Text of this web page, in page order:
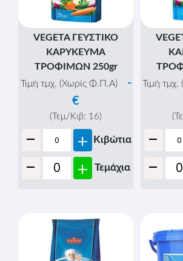
VEGETA ΓΕΥΣΤΙΚΟ
ΚΑΡΥΚΕΥΜΑ
ΤΡΟΦΙΜΩΝ 250gr
Τιμή τμχ. (Χωρίς Φ.Π.Α)
-
€
(Τεμ/Κιβ: 16)
- + Κιβώτια
- + Τεμάχια
Τιμή
-
-